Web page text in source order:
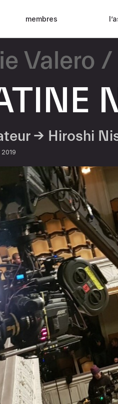
membres
Valero
→ Hiroshi
2019